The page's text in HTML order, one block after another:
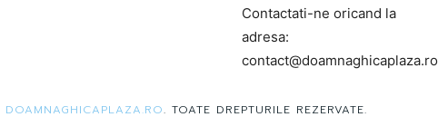
Contactati-ne oricand la
adresa:
contact@doamnaghicaplaza.ro
DOAMNAGHICAPLAZA.RO. TOATE DREPTURILE REZERVATE.